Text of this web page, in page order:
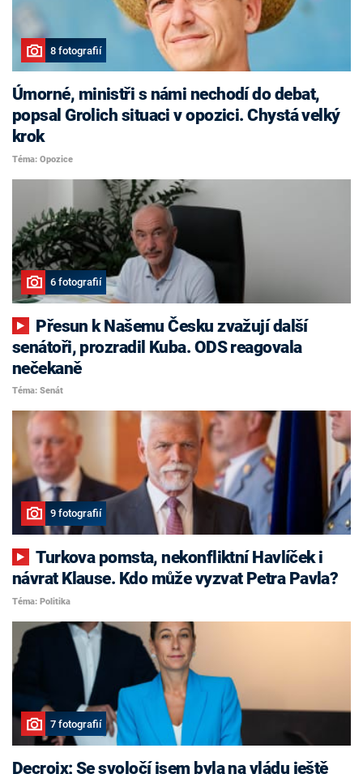
8 fotografií
Úmorné, ministři s námi nechodí do debat,
popsal Grolich situaci v opozici. Chystá velký
krok
Téma: Opozice
6 fotografií
senátoři, prozradil Kuba. ODS reagovala
nečekaně
Téma: Senát
9 fotografií
Turkova pomsta, nekonfliktní Havlíček i
návrat Klause. Kdo může vyzvat Petra Pavla?
Téma: Politika
7 fotografií
Decroix: Se svoločí jsem byla na vládu ještě